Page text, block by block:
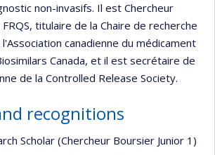
non-invasifs. Il est Chercheur
titulaire de la Chaire de recherche
canadienne du médicament
Canada, et il est secrétaire de
de la Controlled Release Society.
recognitions
Scholar (Chercheur Boursier Junior 1)